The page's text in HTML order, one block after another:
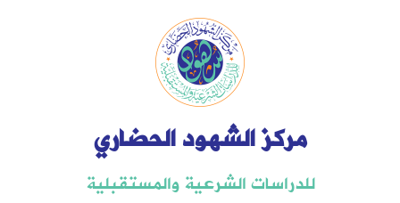
مركز الشهود الحضاري
للدراسات الشرعية والمستقبلية